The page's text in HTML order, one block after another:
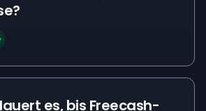
es, bis Freecash-